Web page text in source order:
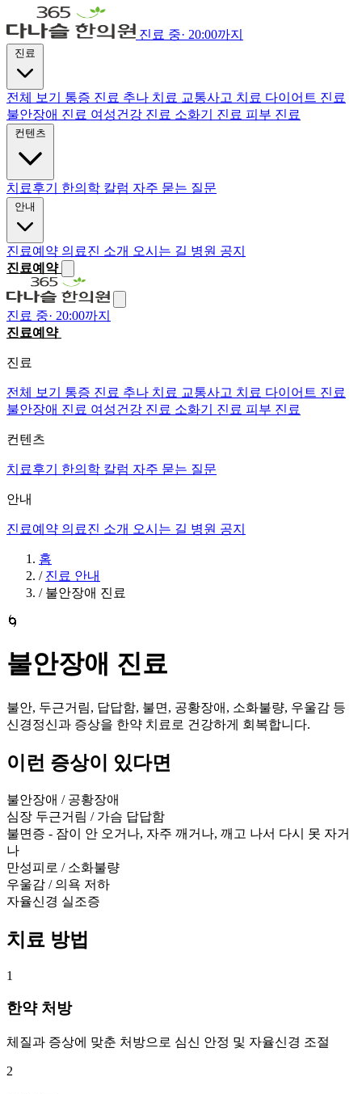
진료 중· 20:00까지
전체 보기 통증 진료 추나 치료 교통사고 치료 다이어트 진료
불안장애 진료 여성건강 진료 소화기 진료 피부 진료
치료후기 한의학 칼럼 자주 묻는 질문
진료예약 의료진 소개 오시는 길 병원 공지
진료예약
진료 중· 20:00까지
진료예약
진료
전체 보기 통증 진료 추나 치료 교통사고 치료 다이어트 진료
불안장애 진료 여성건강 진료 소화기 진료 피부 진료
컨텐츠
치료후기 한의학 칼럼 자주 묻는 질문
안내
진료예약 의료진 소개 오시는 길 병원 공지
홈
/ 진료 안내
/ 불안장애 진료
🌀
불안장애 진료
불안, 두근거림, 답답함, 불면, 공황장애, 소화불량, 우울감 등
신경정신과 증상을 한약 치료로 건강하게 회복합니다.
이런 증상이 있다면
불안장애 / 공황장애
심장 두근거림 / 가슴 답답함
불면증 - 잠이 안 오거나, 자주 깨거나, 깨고 나서 다시 못 자거
나
만성피로 / 소화불량
우울감 / 의욕 저하
자율신경 실조증
치료 방법
1
한약 처방
체질과 증상에 맞춘 처방으로 심신 안정 및 자율신경 조절
2